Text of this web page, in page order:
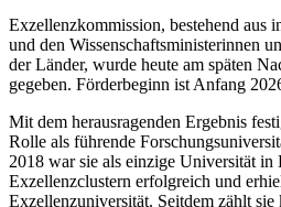
Exzellenzkommission, bestehend aus
und den Wissenschaftsministerinnen
der Länder, wurde heute am späten
gegeben. Förderbeginn ist Anfang
Mit dem herausragenden Ergebnis
Rolle als führende
2018 war sie als einzige Universität in
Exzellenzclustern erfolgreich und
Exzellenzuniversität. Seitdem zählt